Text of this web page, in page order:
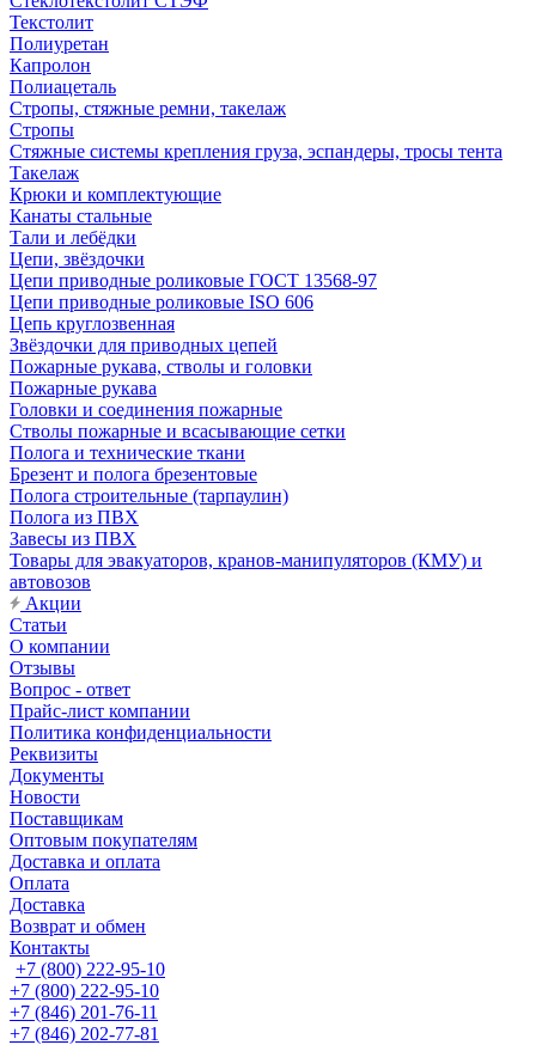
Текстолит
Полиуретан
Капролон
Полиацеталь
Стропы, стяжные ремни, такелаж
Стропы
Стяжные системы крепления груза, эспандеры, тросы тента
Такелаж
Крюки и комплектующие
Канаты стальные
Тали и лебёдки
Цепи, звёздочки
Цепи приводные роликовые ГОСТ 13568-97
Цепи приводные роликовые ISO 606
Цепь круглозвенная
Звёздочки для приводных цепей
Пожарные рукава, стволы и головки
Пожарные рукава
Головки и соединения пожарные
Стволы пожарные и всасывающие сетки
Полога и технические ткани
Брезент и полога брезентовые
Полога строительные (тарпаулин)
Полога из ПВХ
Завесы из ПВХ
Товары для эвакуаторов, кранов-манипуляторов (КМУ) и
автовозов
Акции
Статьи
О компании
Отзывы
Вопрос - ответ
Прайс-лист компании
Политика конфиденциальности
Реквизиты
Документы
Новости
Поставщикам
Оптовым покупателям
Доставка и оплата
Оплата
Доставка
Возврат и обмен
Контакты
+7 (800) 222-95-10
+7 (800) 222-95-10
+7 (846) 201-76-11
+7 (846) 202-77-81